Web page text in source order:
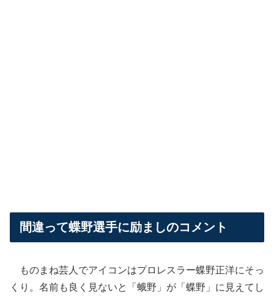
間違って蝶野選手に励ましのコメント
ものまね芸人でアイコンはプロレスラー蝶野正洋にそっ
くり。名前も良く見ないと「蛾野」が「蝶野」に見えてし